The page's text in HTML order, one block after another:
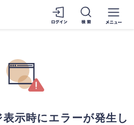
示時にエラーが発生し